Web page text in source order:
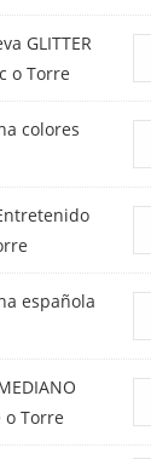
GLITTER
o Torre
colores
española
o Torre